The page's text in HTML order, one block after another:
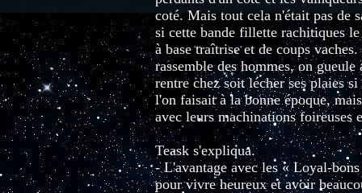
coté. Mais tout cela n'était pas de
si cette bande fillette rachitiques
à base traîtrise et de coups
rassemble des hommes, on
rentre chez soit lécher ses plaies
l'on faisait à la bonne époque,
avec leurs machinations foireuses
Teask s'expliqua.
- L'avantage avec les « Loyal-
pour vivre heureux et avoir